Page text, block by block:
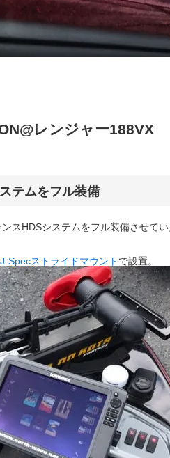
レンジャー188VX
テムをフル装備
スHDSシステムをフル装備させてい
J-Specストライドマウント で設置。